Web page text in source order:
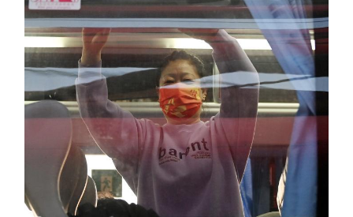
食品 人居 信息化 数字经济
学术中国 银龄 溯源中国
城市 旅游 能源 会展
娱乐 时尚 悦读
公益 一带一路 亚太网 上市公司
文化产业